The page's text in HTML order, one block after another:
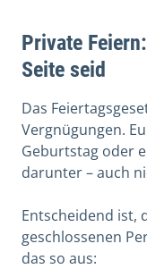
Private
Seite seid
Das
Vergnügungen.
Geburtstag oder
darunter – auch
Entscheidend ist,
geschlossenen
das so aus: